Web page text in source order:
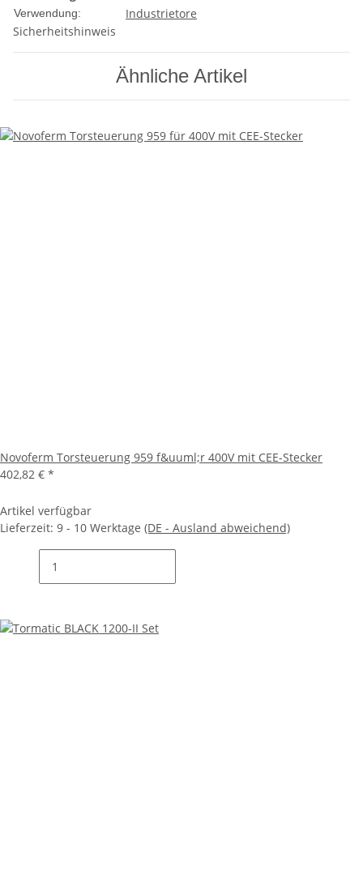
Verwendung:
Industrietore
Sicherheitshinweis
Ähnliche Artikel
Novoferm Torsteuerung 959 f&uuml;r 400V mit CEE-Stecker
402,82 € *
Artikel verfügbar
Lieferzeit: 9 - 10 Werktage (DE - Ausland abweichend)